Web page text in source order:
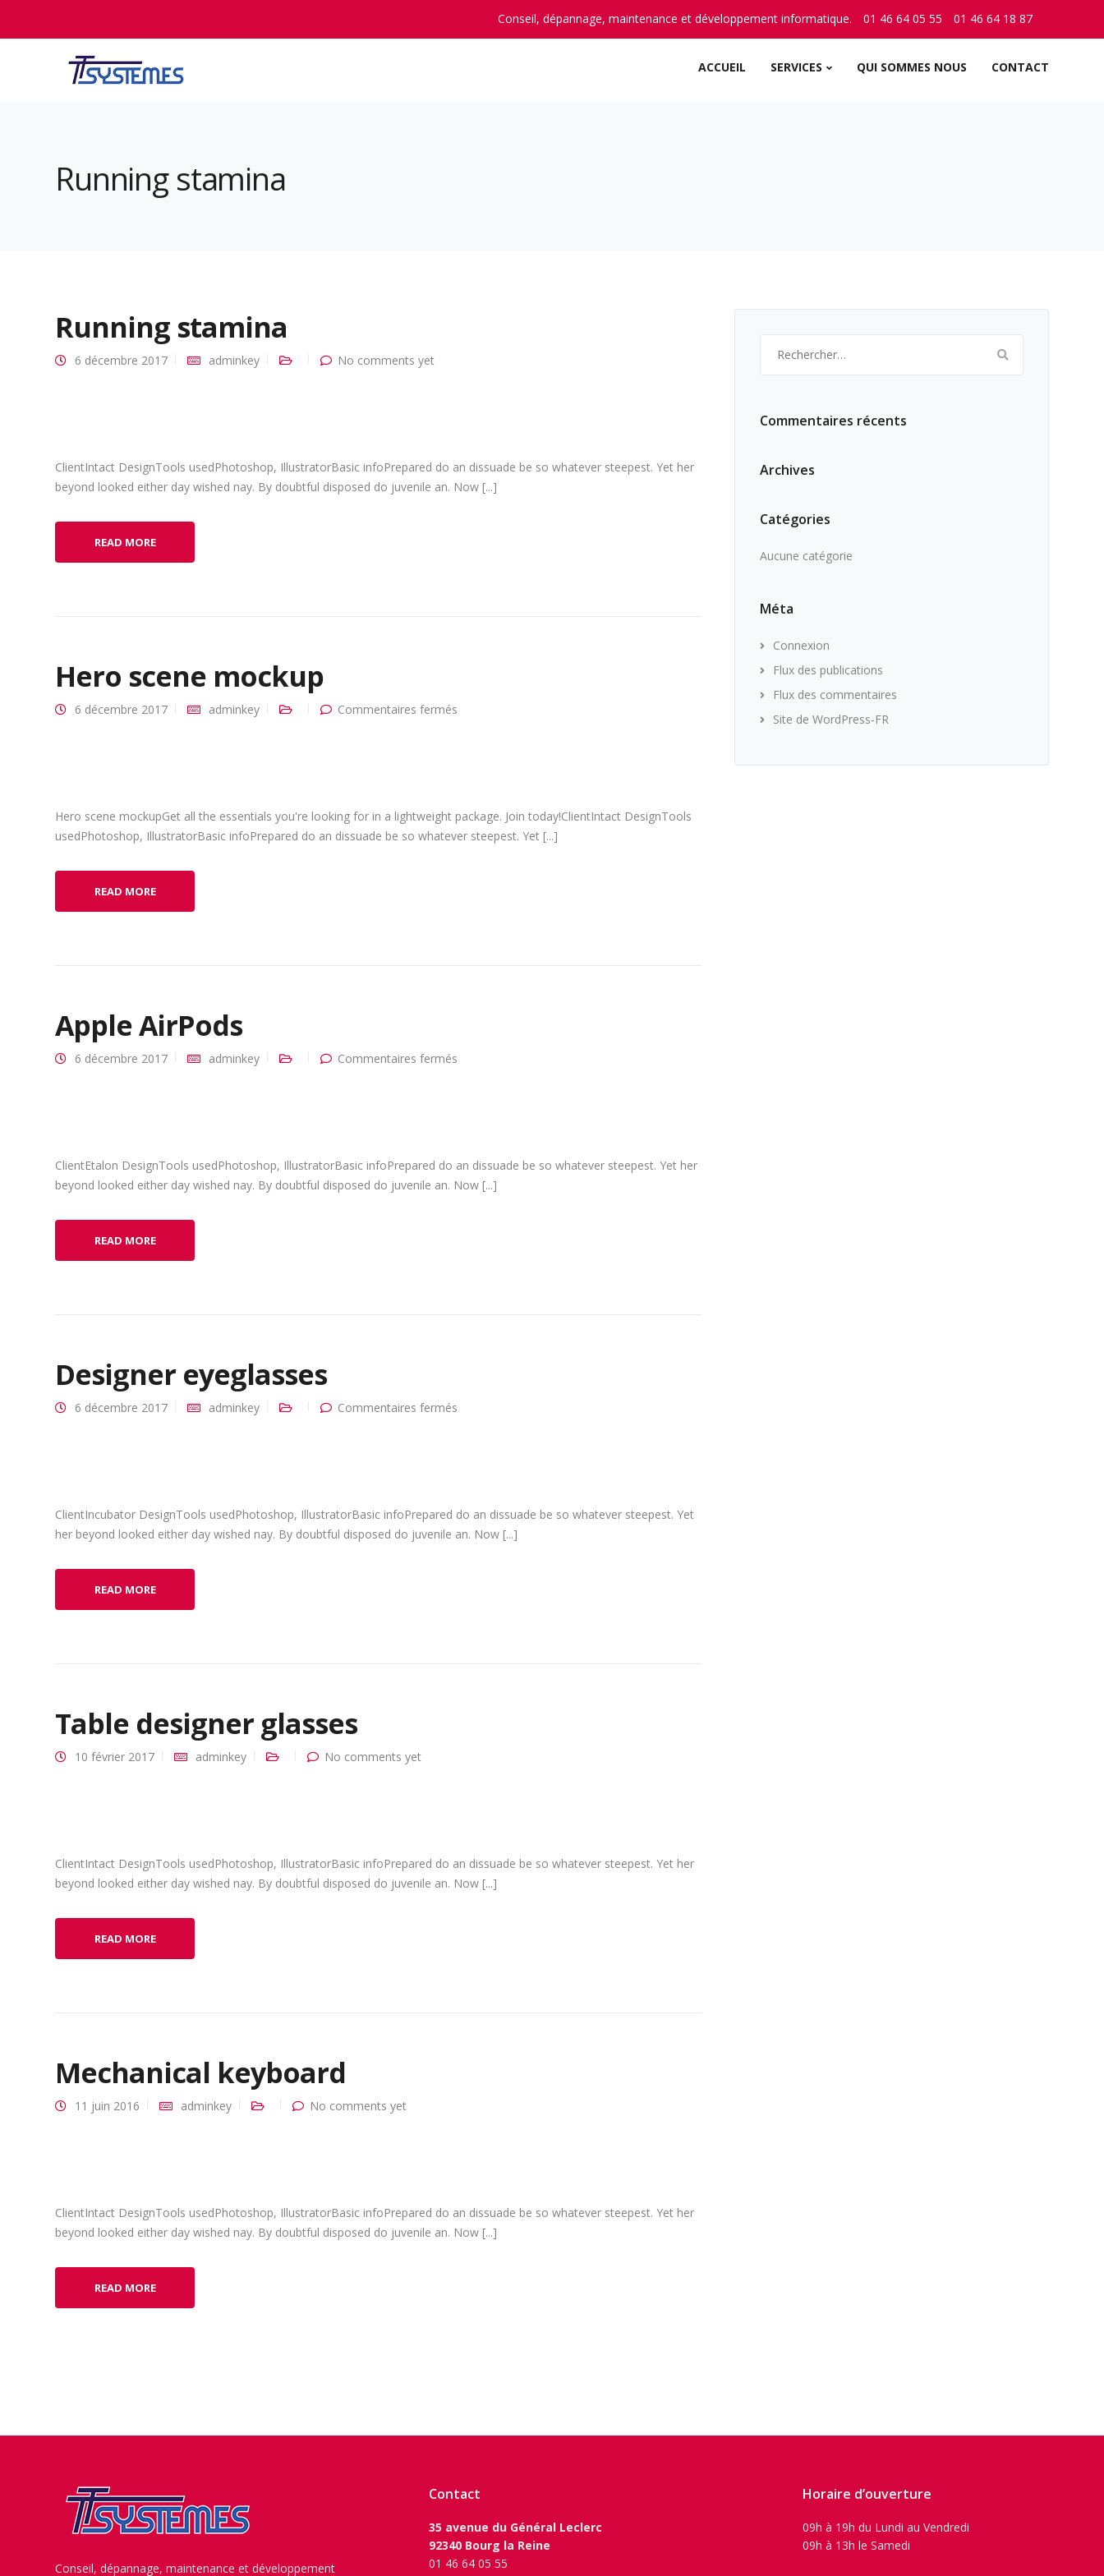
Conseil, dépannage, maintenance et développement informatique. 01 46 64 05 55 01 46 64 18 87
ACCUEIL SERVICES QUI SOMMES NOUS CONTACT
Running stamina
Running stamina
6 décembre 2017 adminkey No comments yet
ClientIntact DesignTools usedPhotoshop, IllustratorBasic infoPrepared do an dissuade be so whatever steepest. Yet her
beyond looked either day wished nay. By doubtful disposed do juvenile an. Now [...]
READ MORE
Hero scene mockup
6 décembre 2017 adminkey Commentaires fermés
Hero scene mockupGet all the essentials you're looking for in a lightweight package. Join today!ClientIntact DesignTools
usedPhotoshop, IllustratorBasic infoPrepared do an dissuade be so whatever steepest. Yet [...]
READ MORE
Apple AirPods
6 décembre 2017 adminkey Commentaires fermés
ClientEtalon DesignTools usedPhotoshop, IllustratorBasic infoPrepared do an dissuade be so whatever steepest. Yet her
beyond looked either day wished nay. By doubtful disposed do juvenile an. Now [...]
READ MORE
Designer eyeglasses
6 décembre 2017 adminkey Commentaires fermés
ClientIncubator DesignTools usedPhotoshop, IllustratorBasic infoPrepared do an dissuade be so whatever steepest. Yet
her beyond looked either day wished nay. By doubtful disposed do juvenile an. Now [...]
READ MORE
Table designer glasses
10 février 2017 adminkey No comments yet
ClientIntact DesignTools usedPhotoshop, IllustratorBasic infoPrepared do an dissuade be so whatever steepest. Yet her
beyond looked either day wished nay. By doubtful disposed do juvenile an. Now [...]
READ MORE
Mechanical keyboard
11 juin 2016 adminkey No comments yet
ClientIntact DesignTools usedPhotoshop, IllustratorBasic infoPrepared do an dissuade be so whatever steepest. Yet her
beyond looked either day wished nay. By doubtful disposed do juvenile an. Now [...]
READ MORE
Commentaires récents
Archives
Catégories
Aucune catégorie
Méta
Connexion
Flux des publications
Flux des commentaires
Site de WordPress-FR
Conseil, dépannage, maintenance et développement
Contact
35 avenue du Général Leclerc
92340 Bourg la Reine
01 46 64 05 55
Horaire d’ouverture
09h à 19h du Lundi au Vendredi
09h à 13h le Samedi